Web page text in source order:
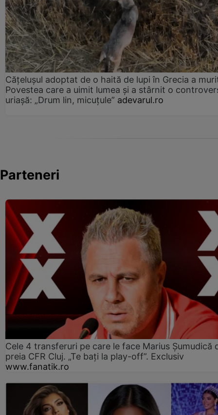
Cățelușul adoptat de o haită de lupi în Grecia a
Povestea care a uimit lumea și a stârnit o
uriașă: „Drum lin, micuțule” adevarul.ro
Parteneri
Cele 4 transferuri pe care le face Marius Șumudică
preia CFR Cluj. „Te bați la play-off”. Exclusiv
www.fanatik.ro